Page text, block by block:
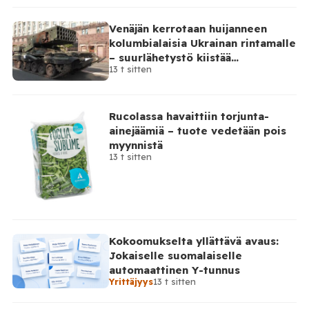
Venäjän kerrotaan huijanneen
kolumbialaisia Ukrainan rintamalle
– suurlähetystö kiistää
osallisuutensa
13 t sitten
Rucolassa havaittiin torjunta-
ainejäämiä – tuote vedetään pois
myynnistä
13 t sitten
Kokoomukselta yllättävä avaus:
Jokaiselle suomalaiselle
automaattinen Y-tunnus
Yrittäjyys13 t sitten